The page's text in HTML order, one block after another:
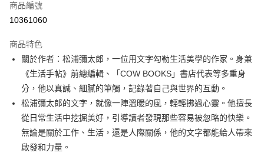
LINE Pay
街口支付
悠遊付
ATM付款
運送方式
宅配
商品編號
10361060
商品特色
關於作者：松浦彌太郎，一位用文字勾勒生活美學的作家。身兼
《生活手帖》前總編輯、「COW BOOKS」書店代表等多重身
分，他以真誠、細膩的筆觸，記錄著自己與世界的互動。
松浦彌太郎的文字，就像一陣溫暖的風，輕輕拂過心靈。他擅長
從日常生活中挖掘美好，引導讀者發現那些容易被忽略的快樂。
無論是關於工作、生活，還是人際關係，他的文字都能給人帶來
啟發和力量。